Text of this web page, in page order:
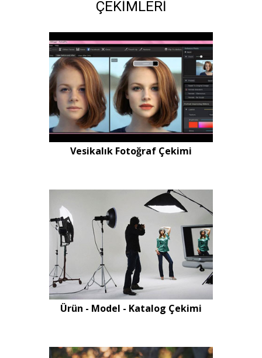
ÇEKİMLERİ
Vesikalık Fotoğraf Çekimi
Ürün - Model - Katalog Çekimi